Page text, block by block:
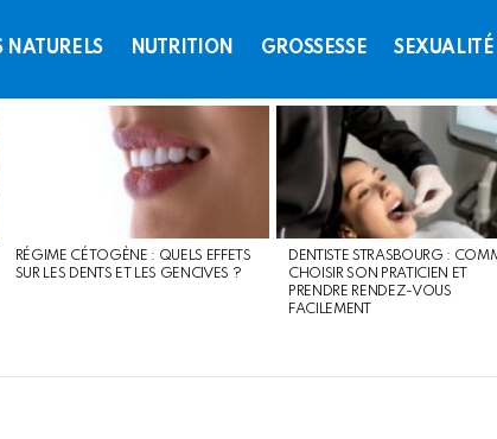
NATURELS NUTRITION GROSSESSE SEXUALITÉ
RÉGIME CÉTOGÈNE : QUELS EFFETS
SUR LES DENTS ET LES GENCIVES ?
DENTISTE STRASBOURG :
CHOISIR SON PRATICIEN ET
PRENDRE RENDEZ-VOUS
FACILEMENT